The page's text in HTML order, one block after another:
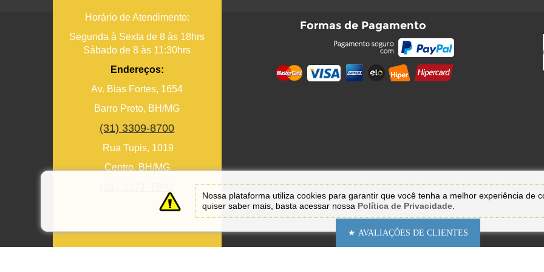
Horário de Atendimento:
Segunda à Sexta de 8 às 18hrs
Sábado de 8 às 11:30hrs
Endereços:
Av. Bias Fortes, 1654
Barro Preto, BH/MG
(31) 3309-8700
Rua Tupis, 1019
Centro, BH/MG
Formas de Pagamento
Nossa plataforma utiliza cookies para garantir que você tenha a melhor experiência de
quiser saber mais, basta acessar nossa Política de Privacidade.
★ AVALIAÇÕES DE CLIENTES